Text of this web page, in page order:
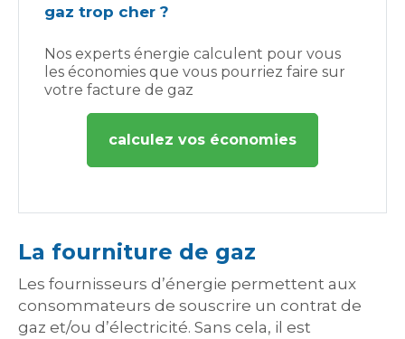
gaz trop cher ?
Nos experts énergie calculent pour vous
les économies que vous pourriez faire sur
votre facture de gaz
calculez vos économies
La fourniture de gaz
Les fournisseurs d’énergie permettent aux
consommateurs de souscrire un contrat de
gaz et/ou d’électricité. Sans cela, il est